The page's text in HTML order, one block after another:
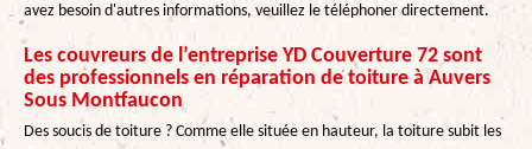
avez besoin d'autres informations, veuillez le téléphoner directement.
Les couvreurs de l’entreprise YD Couverture 72 sont
des professionnels en réparation de toiture à Auvers
Sous Montfaucon
Des soucis de toiture ? Comme elle située en hauteur, la toiture subit les